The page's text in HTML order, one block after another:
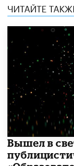
ЧИТАЙТЕ
Вышел в